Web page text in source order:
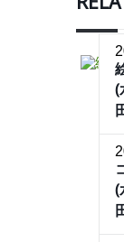
(
(